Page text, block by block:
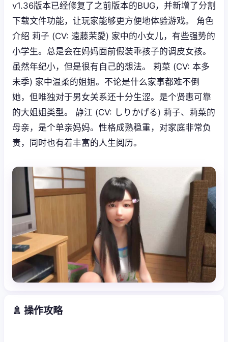
v1.36版本已经修复了之前版本的BUG，并新增了分割
下载文件功能，让玩家能够更方便地体验游戏。 角色
介绍 莉子 (CV: 遠藤茉愛) 家中的小女儿，有些强势的
小学生。总是会在妈妈面前假装乖孩子的调皮女孩。
虽然年纪小，但是很有自己的想法。 莉菜 (CV: 本多
未季) 家中温柔的姐姐。不论是什么家事都难不倒
她，但唯独对于男女关系还十分生涩。是个贤惠可靠
的大姐姐类型。 静江 (CV: しりかげる) 莉子、莉菜的
母亲，是个单亲妈妈。性格成熟稳重，对家庭非常负
责，同时也有着丰富的人生阅历。
🚿 操作攻略